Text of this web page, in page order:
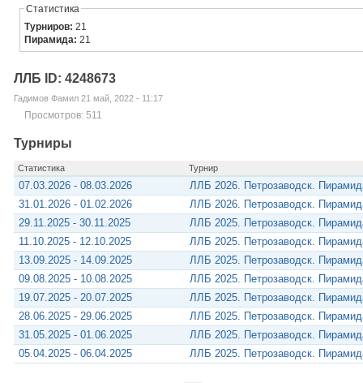
Статистика
Турниров:21
Пирамида:21
ЛЛБ ID: 4248673
Гадимов Фамил 21 май, 2022 - 11:17
Просмотров: 511
Турниры
Статистика Турнир
07.03.2026 - 08.03.2026
ЛЛБ 2026. Петрозаводск.
31.01.2026 - 01.02.2026
ЛЛБ 2026. Петрозаводск.
29.11.2025 - 30.11.2025
ЛЛБ 2025. Петрозаводск.
11.10.2025 - 12.10.2025
ЛЛБ 2025. Петрозаводск.
13.09.2025 - 14.09.2025
ЛЛБ 2025. Петрозаводск.
09.08.2025 - 10.08.2025
ЛЛБ 2025. Петрозаводск.
19.07.2025 - 20.07.2025
ЛЛБ 2025. Петрозаводск.
28.06.2025 - 29.06.2025
ЛЛБ 2025. Петрозаводск.
31.05.2025 - 01.06.2025
ЛЛБ 2025. Петрозаводск.
05.04.2025 - 06.04.2025
ЛЛБ 2025. Петрозаводск.